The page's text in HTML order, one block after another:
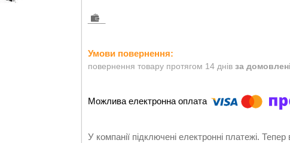
повернення товару протягом 14 днів за
У компанії підключені електронні платежі.